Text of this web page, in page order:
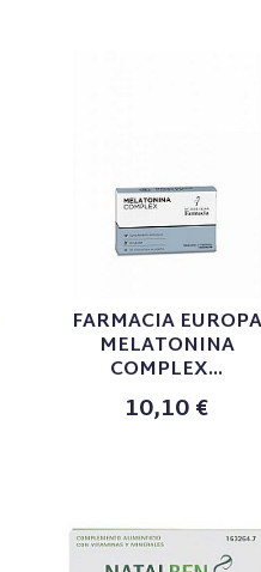
FARMACIA EUROPA
MELATONINA
COMPLEX...
10,10 €